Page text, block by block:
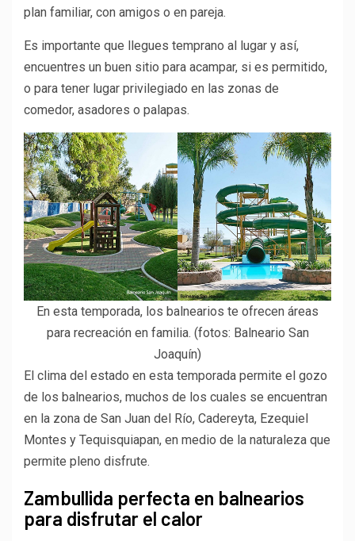
plan familiar, con amigos o en pareja.
Es importante que llegues temprano al lugar y así,
encuentres un buen sitio para acampar, si es permitido,
o para tener lugar privilegiado en las zonas de
comedor, asadores o palapas.
En esta temporada, los balnearios te ofrecen áreas
para recreación en familia. (fotos: Balneario San
Joaquín)
El clima del estado en esta temporada permite el gozo
de los balnearios, muchos de los cuales se encuentran
en la zona de San Juan del Río, Cadereyta, Ezequiel
Montes y Tequisquiapan, en medio de la naturaleza que
permite pleno disfrute.
Zambullida perfecta en balnearios
para disfrutar el calor